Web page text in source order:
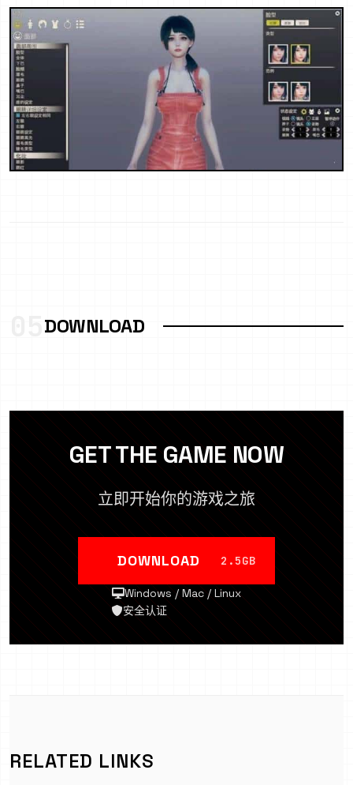
DOWNLOAD
GET THE GAME NOW
立即开始你的游戏之旅
DOWNLOAD 2.5GB
Windows / Mac / Linux
安全认证
RELATED LINKS